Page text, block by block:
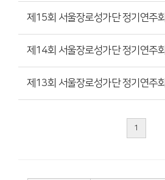
제15회 서울장로성가단 정기연주회
제14회 서울장로성가단 정기연주회
제13회 서울장로성가단 정기연주회
1